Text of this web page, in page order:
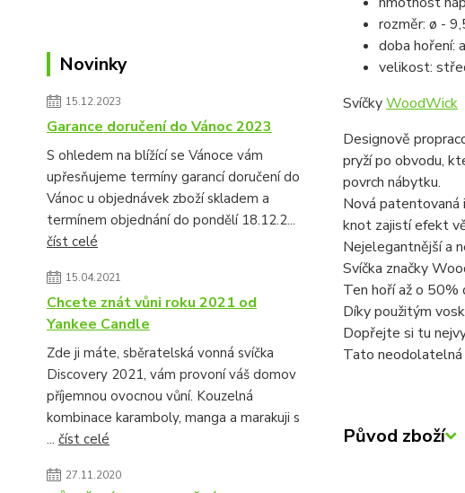
Novinky
15.12.2023
Garance doručení do Vánoc 2023
S ohledem na blížící se Vánoce vám
upřesňujeme termíny garancí doručení do
Vánoc u objednávek zboží skladem a
termínem objednání do pondělí 18.12.2...
číst celé
15.04.2021
Chcete znát vůni roku 2021 od
Yankee Candle
Zde ji máte, sběratelská vonná svíčka
Discovery 2021, vám provoní váš domov
příjemnou ovocnou vůní. Kouzelná
kombinace karamboly, manga a marakuji s
... číst celé
27.11.2020
rozměr: ø -
doba hoření:
velikost:
SvíčkyWoodWick
Designově
pryží po obvodu,
povrch nábytku.
Nová patentovaná
knot zajistí efekt
Nejelegantnější a
Svíčka značky
Ten hoří až o 50%
Díky použitým
Dopřejte si tu
Tato neodolatelná
Původ zboží